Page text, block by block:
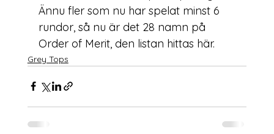
Ännu fler som nu har spelat minst 6
rundor, så nu är det 28 namn på
Order of Merit, den listan hittas här.
Grey Tops